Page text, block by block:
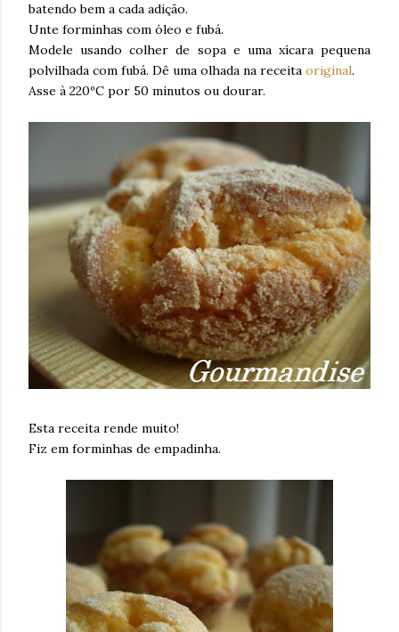
batendo bem a cada adição.
Unte forminhas com óleo e fubá.
Modele usando colher de sopa e uma xícara pequena
polvilhada com fubá. Dê uma olhada na receita original.
Asse à 220ºC por 50 minutos ou dourar.
Esta receita rende muito!
Fiz em forminhas de empadinha.